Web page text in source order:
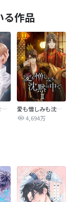
る作品
運命の番じゃないなら今夜だけ
愛も憎しみも沈黙の中で
4,694万